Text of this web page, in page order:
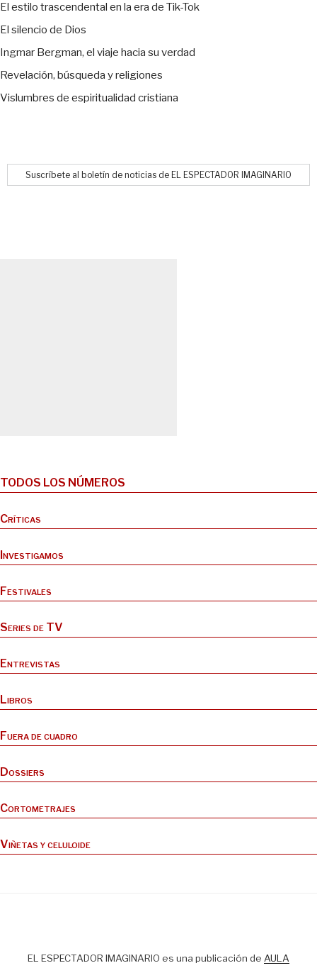
El estilo trascendental en la era de Tik-Tok
El silencio de Dios
Ingmar Bergman, el viaje hacia su verdad
Revelación, búsqueda y religiones
Vislumbres de espiritualidad cristiana
Suscríbete al boletín de noticias de EL ESPECTADOR IMAGINARIO
TODOS LOS NÚMEROS
Críticas
Investigamos
Festivales
Series de TV
Entrevistas
Libros
Fuera de cuadro
Dossiers
Cortometrajes
Viñetas y celuloide
EL ESPECTADOR IMAGINARIO es una publicación de AULA